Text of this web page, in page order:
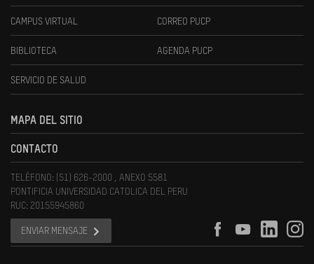
CAMPUS VIRTUAL CORREO PUCP
BIBLIOTECA AGENDA PUCP
SERVICIO DE SALUD
MAPA DEL SITIO
CONTACTO
TELÉFONO: (51) 626-2000 , ANEXO 5581
PONTIFICIA UNIVERSIDAD CATOLICA DEL PERU
RUC: 20155945860
ENVIAR MENSAJE